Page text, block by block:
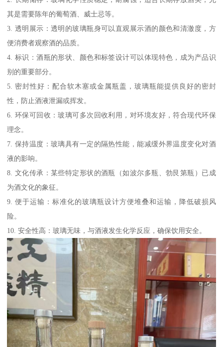
其是需要陈年的葡萄酒、威士忌等。
3. 透明展示：透明的玻璃瓶身可以直观展示酒的颜色和清澈度，方
便消费者观察酒的品质。
4. 标识：酒瓶的形状、颜色和标签设计可以体现特色，成为产品识
别的重要部分。
5. 密封性好：配合软木塞或金属瓶盖，玻璃瓶能提供良好的密封
性，防止酒液泄漏或挥发。
6. 环保可回收：玻璃可多次回收利用，对环境友好，符合现代环保
理念。
7. 保持温度：玻璃具有一定的隔热性能，能减缓外界温度变化对酒
液的影响。
8. 文化传承：某些特定形状的酒瓶（如波尔多瓶、勃艮第瓶）已成
为酒文化的象征。
9. 便于运输：标准化的玻璃瓶设计方便堆叠和运输，降低破损风
险。
10. 安全性高：玻璃无味，与酒液发生化学反应，确保饮用安全。